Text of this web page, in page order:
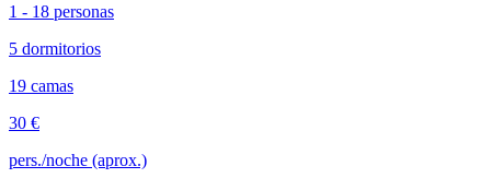
1 - 18 personas
5 dormitorios
19 camas
30 €
pers./noche (aprox.)